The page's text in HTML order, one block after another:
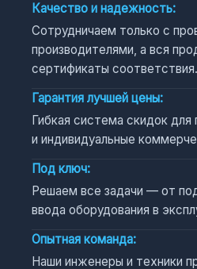
Качество и надежность:
Сотрудничаем только с
производителями, а вся
сертификаты соответствия.
Гарантия лучшей цены:
Гибкая система скидок для
и индивидуальные
Под ключ:
Решаем все задачи — от
ввода оборудования в
Опытная команда:
Наши инженеры и техники